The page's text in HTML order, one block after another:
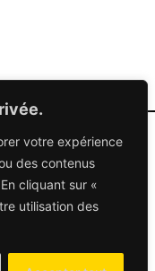
votre expérience
des contenus
cliquant sur «
utilisation des
70
droits réservés
Des solutions